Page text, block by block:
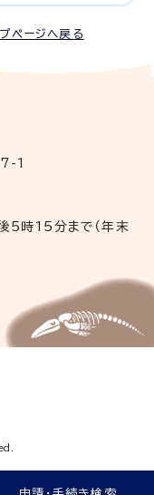
プページへ戻る
1
5時15分まで（年末